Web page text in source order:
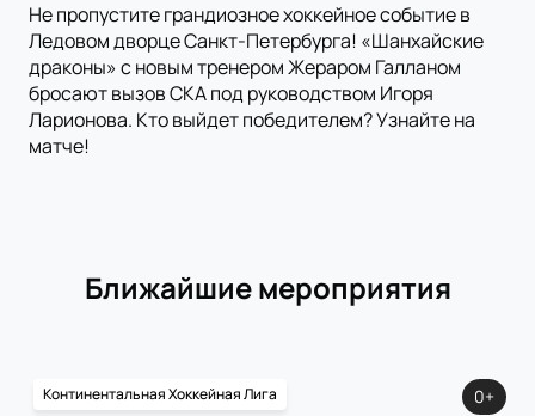
Не пропустите грандиозное хоккейное событие в
Ледовом дворце Санкт-Петербурга! «Шанхайские
драконы» с новым тренером Жераром Галланом
бросают вызов СКА под руководством Игоря
Ларионова. Кто выйдет победителем? Узнайте на
матче!
Ближайшие мероприятия
Континентальная Хоккейная Лига
0+